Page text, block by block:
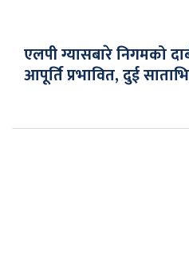
एलपी ग्यासबारे निगमको
आपूर्ति प्रभावित, दुई